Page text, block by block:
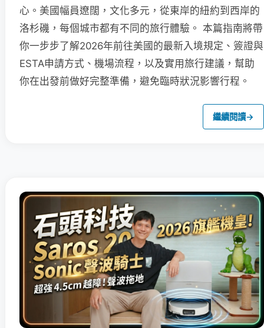
心。美國幅員遼闊，文化多元，從東岸的紐約到西岸的
洛杉磯，每個城市都有不同的旅行體驗。 本篇指南將帶
你一步步了解2026年前往美國的最新入境規定、簽證與
ESTA申請方式、機場流程，以及實用旅行建議，幫助
你在出發前做好完整準備，避免臨時狀況影響行程。
繼續閱讀→